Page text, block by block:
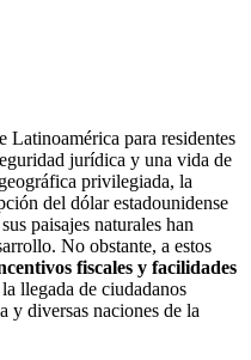
Latinoamérica para residentes
jurídica y una vida de
privilegiada, la
del dólar estadounidense
paisajes naturales han
No obstante, a estos
fiscales y facilidades
llegada de ciudadanos
y diversas naciones de la